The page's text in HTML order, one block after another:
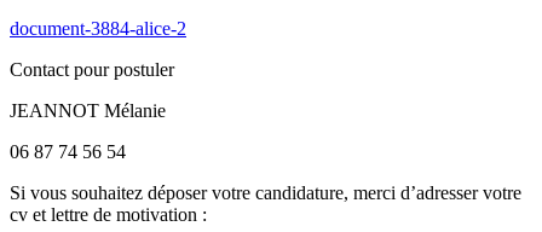
document-3884-alice-2
Contact pour postuler
JEANNOT Mélanie
06 87 74 56 54
Si vous souhaitez déposer votre candidature, merci d’adresser votre
cv et lettre de motivation :